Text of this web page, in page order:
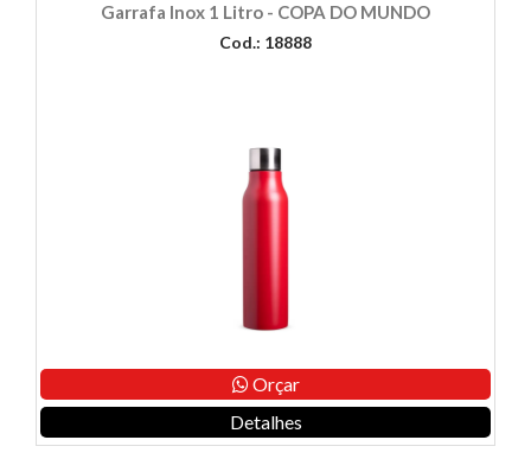
Garrafa Inox 1 Litro - COPA DO MUNDO
Cod.: 18888
Orçar
Detalhes